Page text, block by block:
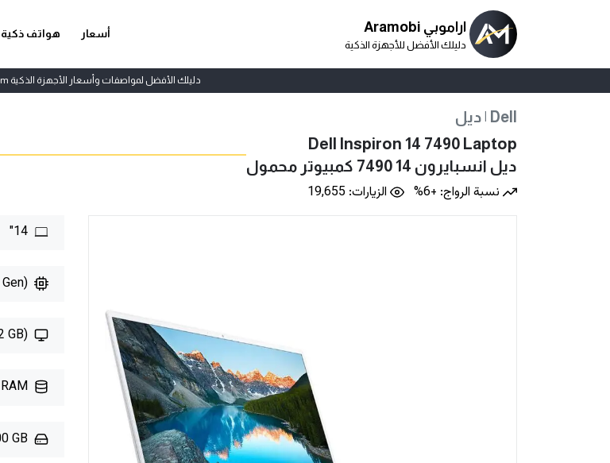
اراموبي Aramobi
دليلك الأفضل للأجهزة الذكية
أسعار هواتف ذكية
دليلك الأفضل لمواصفات وأسعار الأجهزة الذكية aramobi.com
ديل | Dell
Dell Inspiron 14 7490 Laptop
ديل انسبايرون 14 7490 كمبيوتر محمول
نسبة الرواج: +6%
الزيارات: 19,655
GB)
GB